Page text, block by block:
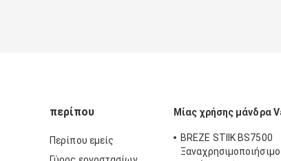
περίπου
Περίπου εμείς
Μίας χρήσης μάνδρα
BREZE STIIK BS7500